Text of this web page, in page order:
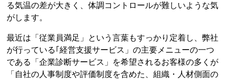
る気温の差が大きく、体調コントロールが難しいような気
がします。
最近は「従業員満足」という言葉もすっかり定着し、弊社
が行っている｢経営支援サービス」の主要メニューの一つ
である「企業診断サービス」を希望されるお客様の多くが
「自社の人事制度や評価制度を含めた、組織・人材側面の